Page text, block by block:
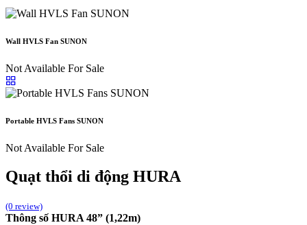
Wall HVLS Fan SUNON
Not Available For Sale
Portable HVLS Fans SUNON
Not Available For Sale
Quạt thổi di động HURA
(0 review)
Thông số HURA 48” (1,22m)